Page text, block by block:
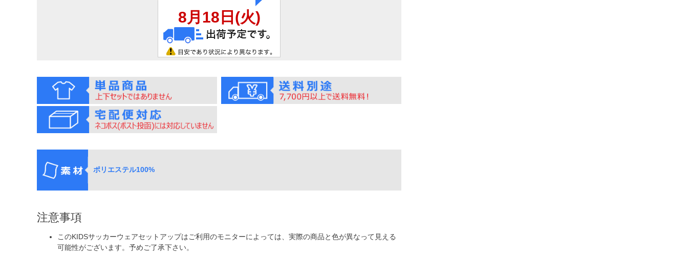
ポリエステル100%
注意事項
このKIDSサッカーウェアセットアップはご利用のモニターによっては、実際の商品と色が異なって見える
可能性がございます。予めご了承下さい。